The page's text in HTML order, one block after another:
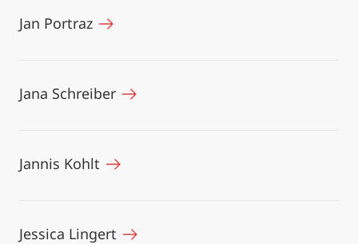
Jan Portraz
Jana Schreiber
Jannis Kohlt
Jessica Lingert